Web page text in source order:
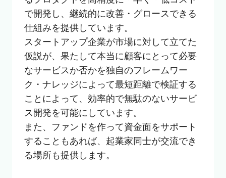
で開発し、継続的に改善・グロースできる
仕組みを提供しています。
スタートアップ企業が市場に対して立てた
仮説が、果たして本当に顧客にとって必要
なサービスか否かを独自のフレームワー
ク・ナレッジによって最短距離で検証する
ことによって、効率的で無駄のないサービ
ス開発を可能にしています。
また、ファンドを作って資金面をサポート
することもあれば、起業家同士が交流でき
る場所も提供します。